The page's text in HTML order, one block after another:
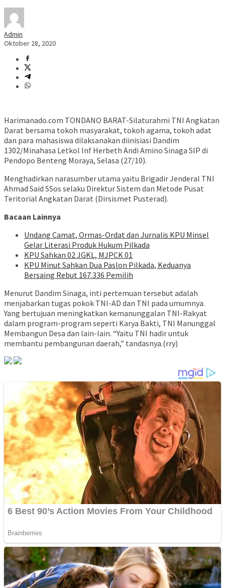
Admin
Oktober 28, 2020
Harimanado.com TONDANO BARAT-Silaturahmi TNI Angkatan
Darat bersama tokoh masyarakat, tokoh agama, tokoh adat
dan para mahasiswa dilaksanakan diinisiasi Dandim
1302/Minahasa Letkol Inf Herbeth Andi Amino Sinaga SIP di
Pendopo Benteng Moraya, Selasa (27/10).
Menghadirkan narasumber utama yaitu Brigadir Jenderal TNI
Ahmad Said SSos selaku Direktur Sistem dan Metode Pusat
Teritorial Angkatan Darat (Dirsismet Pusterad).
Bacaan Lainnya
Undang Camat, Ormas-Ordat dan Jurnalis KPU Minsel
Gelar Literasi Produk Hukum Pilkada
KPU Sahkan 02 JGKL, MJPCK 01
KPU Minut Sahkan Dua Paslon Pilkada, Keduanya
Bersaing Rebut 167.336 Pemilih
Menurut Dandim Sinaga, inti pertemuan tersebut adalah
menjabarkan tugas pokok TNI-AD dan TNI pada umumnya.
Yang bertujuan meningkatkan kemanunggalan TNI-Rakyat
dalam program-program seperti Karya Bakti, TNI Manunggal
Membangun Desa dan lain-lain. “Yaitu TNI hadir untuk
membantu pembangunan daerah,” tandasnya.(rry)